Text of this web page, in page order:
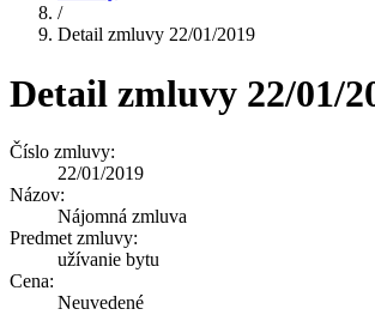
/
Detail zmluvy 22/01/2019
Detail zmluvy 22/01/
Číslo zmluvy:
22/01/2019
Názov:
Nájomná zmluva
Predmet zmluvy:
užívanie bytu
Cena:
Neuvedené